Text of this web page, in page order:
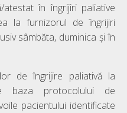
atestat în îngrijiri paliative
la furnizorul de îngrijiri
sâmbăta, duminica şi în
de îngrijire paliativă la
baza protocolului de
pacientului identificate